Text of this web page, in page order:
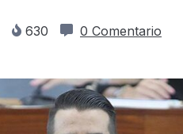
630 0 Comentario